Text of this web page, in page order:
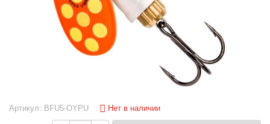
Артикул: BFU5-OYPU Нет в наличии